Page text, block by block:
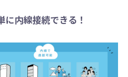
内線接続できる！